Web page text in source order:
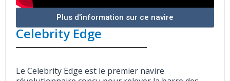
Plus d'information sur ce navire
Celebrity Edge
Le Celebrity Edge est le premier navire